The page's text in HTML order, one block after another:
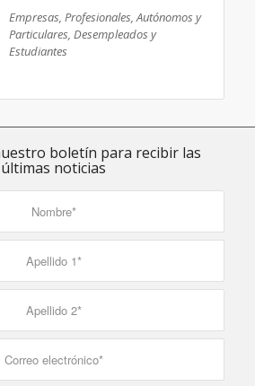
Empresas, Profesionales, Autónomos y
Particulares, Desempleados y
Estudiantes
boletín para recibir las
últimas noticias